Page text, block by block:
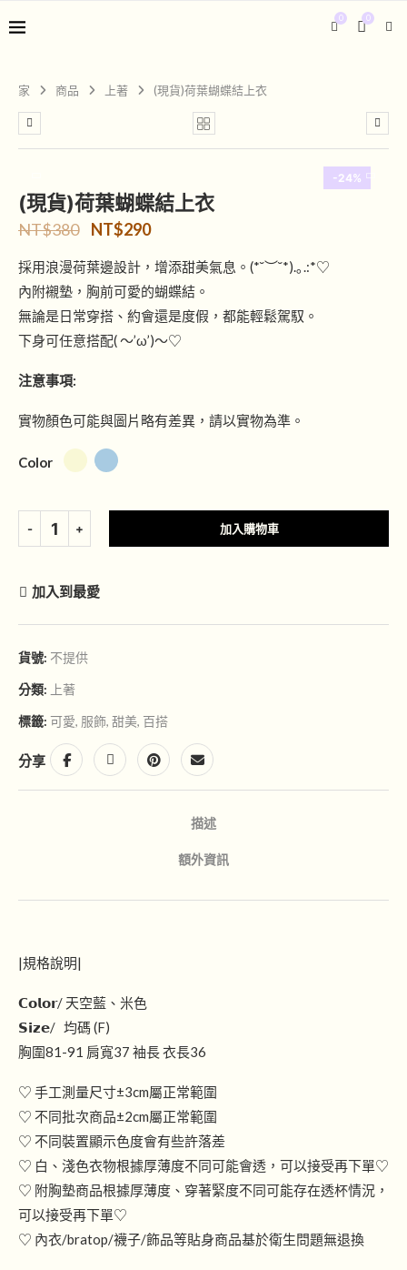
0
0
家 商品 上著 (現貨)荷葉蝴蝶結上衣
-24%
(現貨)荷葉蝴蝶結上衣
NT$380 NT$290
採用浪漫荷葉邊設計，增添甜美氣息。(*˘︶˘*).｡.:*♡
內附襯墊，胸前可愛的蝴蝶結。
無論是日常穿搭、約會還是度假，都能輕鬆駕馭。
下身可任意搭配( ～’ω’)～♡
注意事項:
實物顏色可能與圖片略有差異，請以實物為準。
Color
加入購物車
加入到最愛
貨號: 不提供
分類: 上著
標籤: 可愛, 服飾, 甜美, 百搭
分享
描述
額外資訊
|規格說明|
𝗖𝗼𝗹𝗼𝗿/ 天空藍、米色
𝗦𝗶𝘇𝗲/ 均碼 (F)
胸圍81-91 肩寬37 袖長 衣長36
♡ 手工測量尺寸±3cm屬正常範圍
♡ 不同批次商品±2cm屬正常範圍
♡ 不同裝置顯示色度會有些許落差
♡ 白、淺色衣物根據厚薄度不同可能會透，可以接受再下單♡
♡ 附胸墊商品根據厚薄度、穿著緊度不同可能存在透杯情況，
可以接受再下單♡
♡ 內衣/bratop/襪子/飾品等貼身商品基於衛生問題無退換